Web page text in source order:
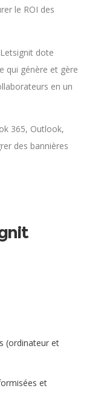
le ROI des
dote
qui génère et gère
en un
365, Outlook,
des bannières
(ordinateur et
et